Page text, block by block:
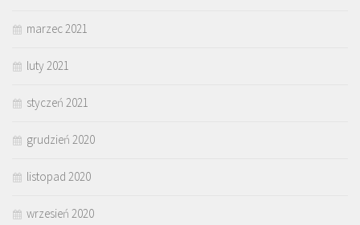
marzec 2021
luty 2021
styczeń 2021
grudzień 2020
listopad 2020
wrzesień 2020